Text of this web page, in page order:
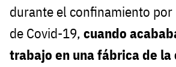
durante el confinamiento por
de Covid-19, cuando
trabajo en una fábrica de la